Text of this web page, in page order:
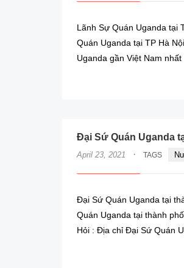
Lãnh Sự Quán Uganda tại
Quán Uganda tại TP Hà
Uganda gần Việt Nam
Đại Sứ Quán Uganda
April 23, 2021 · TAGS
Đại Sứ Quán Uganda tại
Quán Uganda tại thành
Hỏi : Địa chỉ Đại Sứ Quán